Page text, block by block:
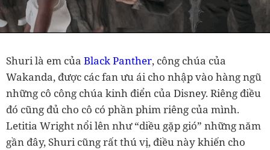
Shuri là em của Black Panther, công chúa của
Wakanda, được các fan ưu ái cho nhập vào hàng ngũ
những cô công chúa kinh điển của Disney. Riêng điều
đó cũng đủ cho cô có phần phim riêng của mình.
Letitia Wright nổi lên như “diều gặp gió” những năm
gần đây, Shuri cũng rất thú vị, điều này khiến cho